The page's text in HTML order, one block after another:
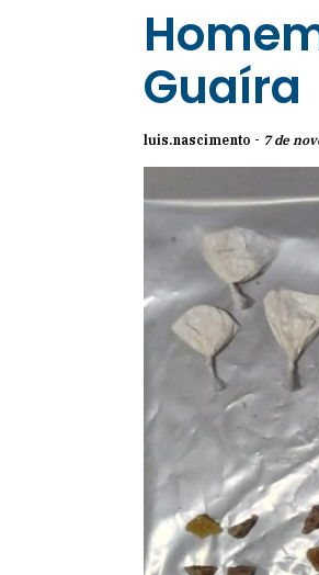
Guaíra
luis.nascimento - 7 de